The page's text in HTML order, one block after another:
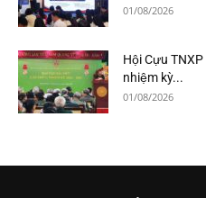
01/08/2026
Hội Cựu
nhiệm kỳ...
01/08/2026